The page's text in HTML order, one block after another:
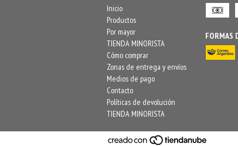
Inicio
Productos
Por mayor
TIENDA MINORISTA
Cómo comprar
Zonas de entrega y envíos
Medios de pago
Contacto
Políticas de devolución
TIENDA MINORISTA
FORMAS